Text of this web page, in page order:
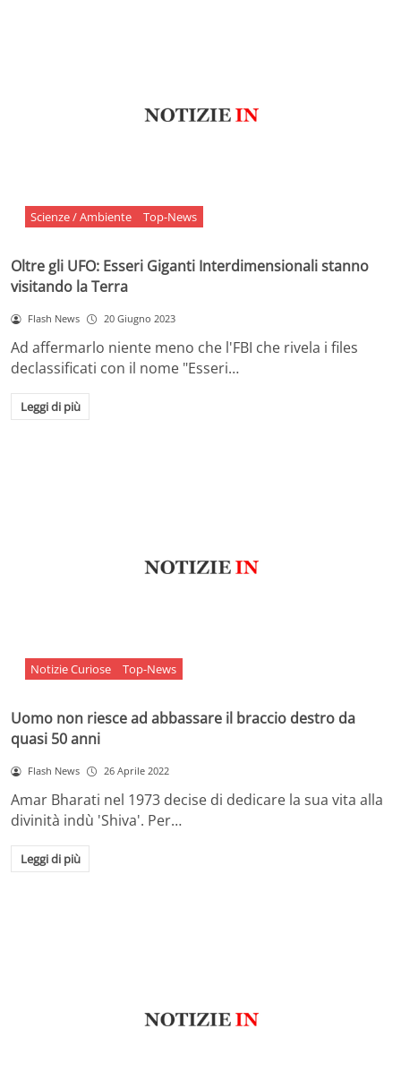
Scienze / Ambiente Top-News
Oltre gli UFO: Esseri Giganti Interdimensionali stanno
visitando la Terra
Flash News 20 Giugno 2023
Ad affermarlo niente meno che l'FBI che rivela i files
declassificati con il nome "Esseri…
Leggi di più
Notizie Curiose Top-News
Uomo non riesce ad abbassare il braccio destro da
quasi 50 anni
Flash News 26 Aprile 2022
Amar Bharati nel 1973 decise di dedicare la sua vita alla
divinità indù 'Shiva'. Per…
Leggi di più